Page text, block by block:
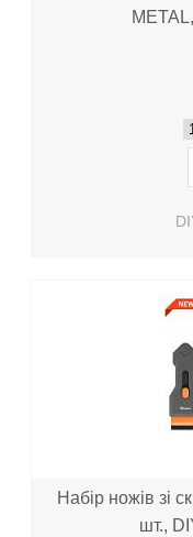
Набір ножів зі
шт.,